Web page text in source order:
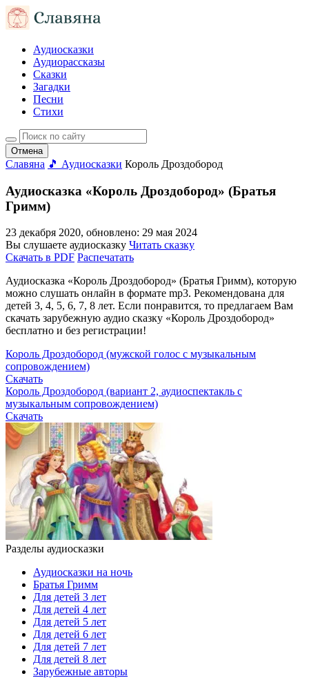
Аудиосказки
Аудиорассказы
Сказки
Загадки
Песни
Стихи
Отмена
Славяна 🎵 Аудиосказки Король Дроздобород
Аудиосказка «Король Дроздобород» (Братья
Гримм)
23 декабря 2020, обновлено: 29 мая 2024
Вы слушаете аудиосказку Читать сказку
Скачать в PDF Распечатать
Аудиосказка «Король Дроздобород» (Братья Гримм), которую
можно слушать онлайн в формате mp3. Рекомендована для
детей 3, 4, 5, 6, 7, 8 лет. Если понравится, то предлагаем Вам
скачать зарубежную аудио сказку «Король Дроздобород»
бесплатно и без регистрации!
Король Дроздобород (мужской голос с музыкальным
сопровождением)
Скачать
Король Дроздобород (вариант 2, аудиоспектакль с
музыкальным сопровождением)
Скачать
Разделы аудиосказки
Аудиосказки на ночь
Братья Гримм
Для детей 3 лет
Для детей 4 лет
Для детей 5 лет
Для детей 6 лет
Для детей 7 лет
Для детей 8 лет
Зарубежные авторы